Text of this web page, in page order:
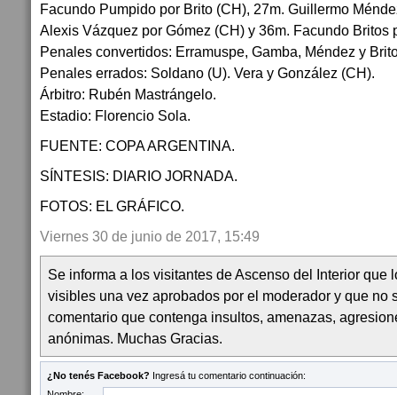
Facundo Pumpido por Brito (CH), 27m. Guillermo
Alexis Vázquez por Gómez (CH) y 36m. Facundo Britos
Penales convertidos: Erramuspe, Gamba, Méndez y
Penales errados: Soldano (U). Vera y González (CH).
Árbitro: Rubén Mastrángelo.
Estadio: Florencio Sola.
FUENTE: COPA ARGENTINA.
SÍNTESIS: DIARIO JORNADA.
FOTOS: EL GRÁFICO.
Viernes 30 de junio de 2017, 15:49
Se informa a los visitantes de Ascenso del Interior que
visibles una vez aprobados por el moderador y que no
comentario que contenga insultos, amenazas,
anónimas. Muchas Gracias.
¿No tenés Facebook? Ingresá tu comentario continuación: